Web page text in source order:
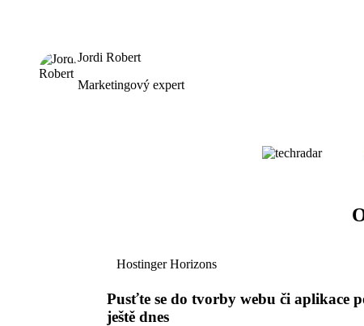
Jordi Robert
Marketingový expert
Hostinger Horizons
Pusťte se do tvorby webu či aplikace
ještě dnes